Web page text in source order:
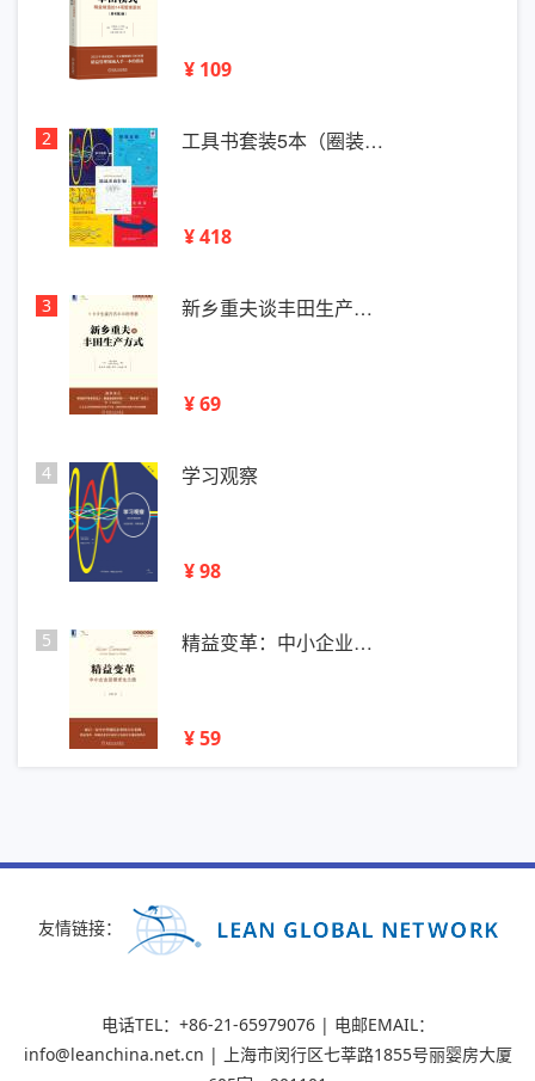
¥ 109
2 工具书套装5本（圈装…
¥ 418
3 新乡重夫谈丰田生产…
¥ 69
4 学习观察
¥ 98
5 精益变革：中小企业…
¥ 59
友情链接：
电话TEL：+86-21-65979076 | 电邮EMAIL：
info@leanchina.net.cn | 上海市闵行区七莘路1855号丽婴房大厦